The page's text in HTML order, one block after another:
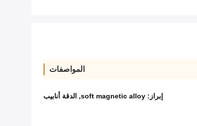
المواصفات
إبراز: soft magnetic alloy
, الدقة أنابيب